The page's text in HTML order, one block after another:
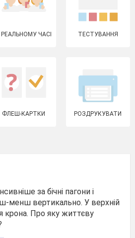
РЕАЛЬНОМУ ЧАСІ ТЕСТУВАННЯ
ФЛЕШ-КАРТКИ РОЗДРУКУВАТИ
за бічні пагони і
менш вертикально. У верхній
крона. Про яку життєву